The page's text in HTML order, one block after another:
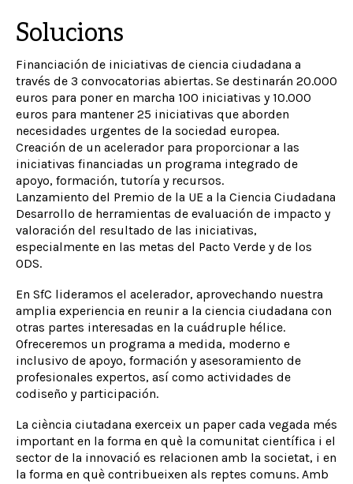
Solucions
Financiación de iniciativas de ciencia ciudadana a
través de 3 convocatorias abiertas. Se destinarán 20.000
euros para poner en marcha 100 iniciativas y 10.000
euros para mantener 25 iniciativas que aborden
necesidades urgentes de la sociedad europea.
Creación de un acelerador para proporcionar a las
iniciativas financiadas un programa integrado de
apoyo, formación, tutoría y recursos.
Lanzamiento del Premio de la UE a la Ciencia Ciudadana
Desarrollo de herramientas de evaluación de impacto y
valoración del resultado de las iniciativas,
especialmente en las metas del Pacto Verde y de los
ODS.
En SfC lideramos el acelerador, aprovechando nuestra
amplia experiencia en reunir a la ciencia ciudadana con
otras partes interesadas en la cuádruple hélice.
Ofreceremos un programa a medida, moderno e
inclusivo de apoyo, formación y asesoramiento de
profesionales expertos, así como actividades de
codiseño y participación.
La ciència ciutadana exerceix un paper cada vegada més
important en la forma en què la comunitat científica i el
sector de la innovació es relacionen amb la societat, i en
la forma en què contribueixen als reptes comuns. Amb